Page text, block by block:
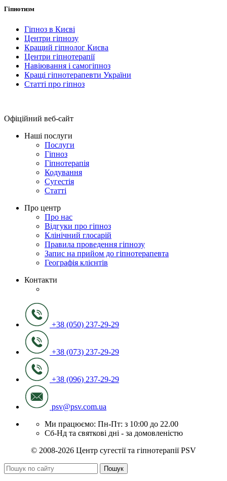
Гіпнотизм
Гіпноз в Києві
Центри гіпнозу
Кращий гіпнолог Києва
Центри гіпнотерапії
Навіювання і самогіпноз
Кращі гіпнотерапевти України
Статті про гіпноз
Офіційний веб-сайт
Наші послуги
Послуги
Гіпноз
Гіпнотерапія
Кодування
Сугестія
Статті
Про центр
Про нас
Відгуки про гіпноз
Клінічний глосарій
Правила проведення гіпнозу
Запис на прийом до гіпнотерапевта
Географія клієнтів
Контакти
+38 (050) 237-29-29
+38 (073) 237-29-29
+38 (096) 237-29-29
psv@psv.com.ua
Ми працюємо: Пн-Пт: з 10:00 до 22.00
Сб-Нд та святкові дні - за домовленістю
© 2008-2026 Центр сугестії та гіпнотерапії PSV
Пошук